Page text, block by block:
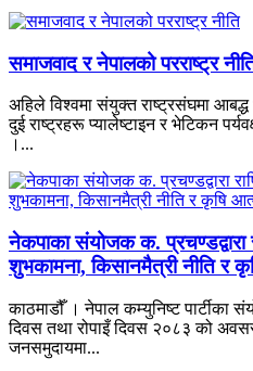
समाजवाद र नेपालको परराष्ट्र
अहिले विश्वमा संयुक्त राष्ट्रसंघमा
दुई राष्ट्रहरू प्यालेष्टाइन र भेटिकन
।...
नेकपाका संयोजक क. प्रचण्डद्वारा
शुभकामना, किसानमैत्री नीति र
काठमाडौँ । नेपाल कम्युनिष्ट पार्टीका
दिवस तथा रोपाइँ दिवस २०८३ को
जनसमुदायमा...